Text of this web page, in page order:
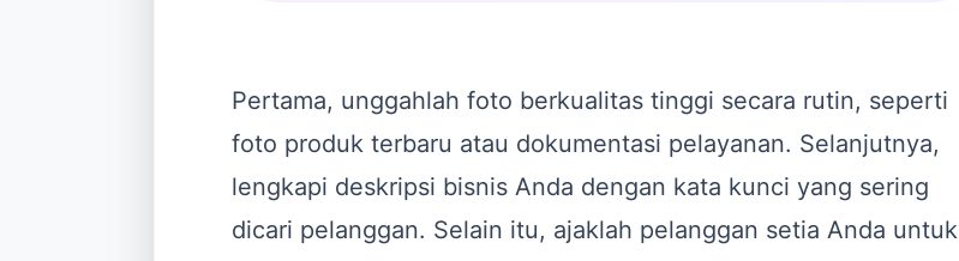
Pertama, unggahlah foto berkualitas tinggi secara rutin, seperti
foto produk terbaru atau dokumentasi pelayanan. Selanjutnya,
lengkapi deskripsi bisnis Anda dengan kata kunci yang sering
dicari pelanggan. Selain itu, ajaklah pelanggan setia Anda untuk